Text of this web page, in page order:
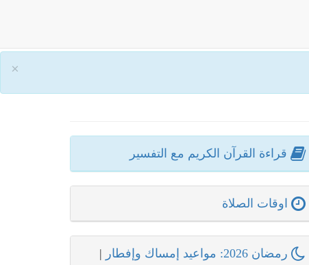
×
قراءة القرآن الكريم مع التفسير
اوقات الصلاة
رمضان 2026: مواعيد إمساك وإفطار
|